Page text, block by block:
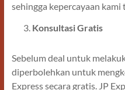
sehingga kepercayaan kami
Konsultasi Gratis
Sebelum deal untuk
diperbolehkan untuk
Express secara gratis. JP